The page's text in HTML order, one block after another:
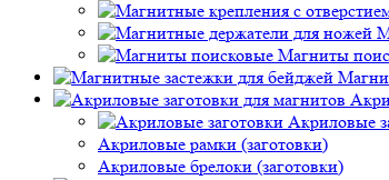
Магниты
Акриловые
Акриловые рамки (заготовки)
Акриловые брелоки (заготовки)